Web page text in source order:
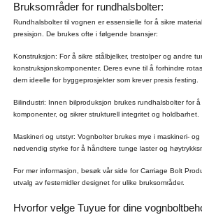
Bruksområder for rundhalsbolter:
Rundhalsbolter til vognen er essensielle for å sikre
presisjon. De brukes ofte i følgende bransjer:
Konstruksjon: For å sikre stålbjelker, trestolper og andre
konstruksjonskomponenter. Deres evne til å forhindre
dem ideelle for byggeprosjekter som krever presis festing.
Bilindustri: Innen bilproduksjon brukes rundhalsbolter for
komponenter, og sikrer strukturell integritet og holdbarhet.
Maskineri og utstyr: Vognbolter brukes mye i maskineri-
nødvendig styrke for å håndtere tunge laster og
For mer informasjon, besøk vår side for Carriage Bolt
utvalg av festemidler designet for ulike bruksområder.
Hvorfor velge Tuyue for dine